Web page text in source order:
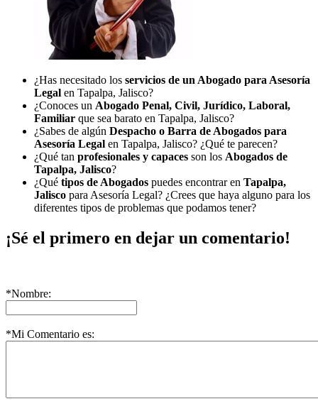
¿Has necesitado los servicios de un Abogado para Asesoría
Legal en Tapalpa, Jalisco?
¿Conoces un Abogado Penal, Civil, Jurídico, Laboral,
Familiar que sea barato en Tapalpa, Jalisco?
¿Sabes de algún Despacho o Barra de Abogados para
Asesoría Legal en Tapalpa, Jalisco? ¿Qué te parecen?
¿Qué tan profesionales y capaces son los Abogados de
Tapalpa, Jalisco?
¿Qué tipos de Abogados puedes encontrar en Tapalpa,
Jalisco para Asesoría Legal? ¿Crees que haya alguno para los
diferentes tipos de problemas que podamos tener?
¡Sé el primero en dejar un comentario!
*Nombre:
*Mi Comentario es: